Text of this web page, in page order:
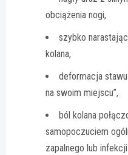
obciążenia nogi,
szybko
kolana,
deformacja
na swoim miejscu”,
ból kolana
samopoczuciem
zapalnego lub